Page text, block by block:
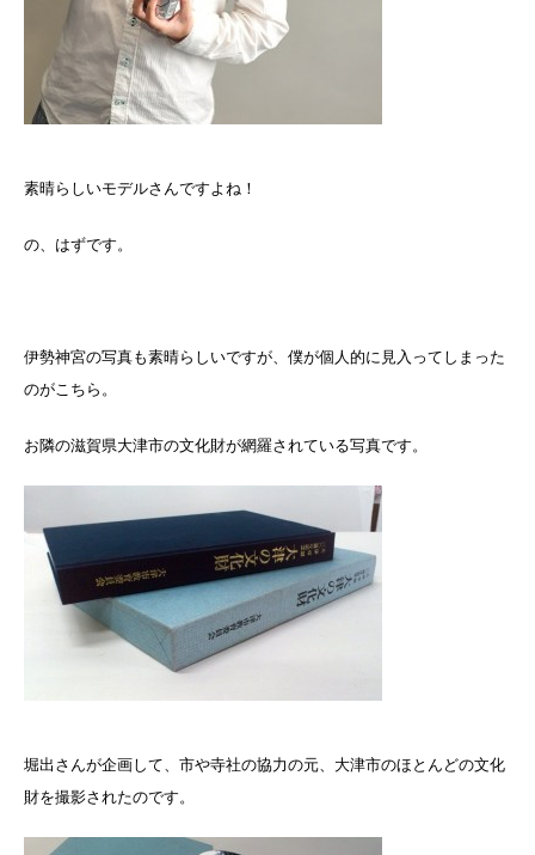
素晴らしいモデルさんですよね！
の、はずです。
伊勢神宮の写真も素晴らしいですが、僕が個人的に見入ってしまった
のがこちら。
お隣の滋賀県大津市の文化財が網羅されている写真です。
堀出さんが企画して、市や寺社の協力の元、大津市のほとんどの文化
財を撮影されたのです。